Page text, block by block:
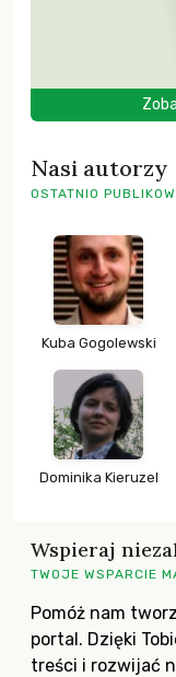
Nasi autorzy
OSTATNIO
Kuba Gogolewski
Dominika Kieruzel
Wspieraj
TWOJE WSPARCIE
Pomóż nam
portal. Dzięki
treści i rozwijać